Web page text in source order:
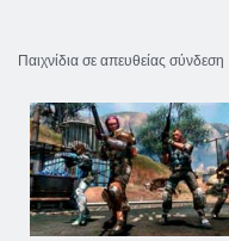
Παιχνίδια σε απευθείας σύνδεση